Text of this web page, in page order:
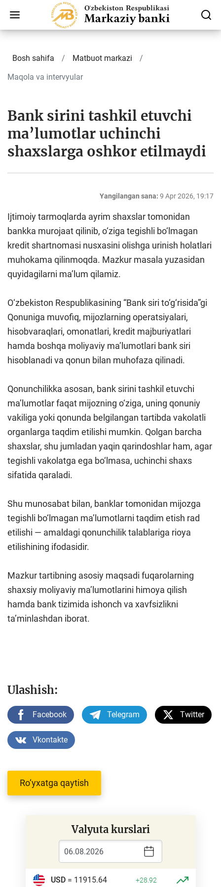
Bosh sahifa
Matbuot markazi
Maqola va intervyular
Bank sirini tashkil etuvchi
ma’lumotlar uchinchi
shaxslarga oshkor etilmaydi
Yangilangan sana: 9 Apr 2026, 19:17
Ijtimoiy tarmoqlarda ayrim shaxslar tomonidan
bankka murojaat qilinib, o‘ziga tegishli bo‘lmagan
kredit shartnomasi nusxasini olishga urinish holatlari
muhokama qilinmoqda. Mazkur masala yuzasidan
quyidagilarni ma’lum qilamiz.
O‘zbekiston Respublikasining “Bank siri to‘g‘risida”gi
Qonuniga muvofiq, mijozlarning operatsiyalari,
hisobvaraqlari, omonatlari, kredit majburiyatlari
hamda boshqa moliyaviy ma’lumotlari bank siri
hisoblanadi va qonun bilan muhofaza qilinadi.
Qonunchilikka asosan, bank sirini tashkil etuvchi
ma’lumotlar faqat mijozning o‘ziga, uning qonuniy
vakiliga yoki qonunda belgilangan tartibda vakolatli
organlarga taqdim etilishi mumkin. Qolgan barcha
shaxslar, shu jumladan yaqin qarindoshlar ham, agar
tegishli vakolatga ega bo‘lmasa, uchinchi shaxs
sifatida qaraladi.
Shu munosabat bilan, banklar tomonidan mijozga
tegishli bo‘lmagan ma’lumotlarni taqdim etish rad
etilishi — amaldagi qonunchilik talablariga rioya
etilishining ifodasidir.
Mazkur tartibning asosiy maqsadi fuqarolarning
shaxsiy moliyaviy ma’lumotlarini himoya qilish
hamda bank tizimida ishonch va xavfsizlikni
ta’minlashdan iborat.
Ulashish:
Facebook Telegram Twitter
Vkontakte
Ro‘yxatga qaytish
Valyuta kurslari
USD= 11915.64 +28.92